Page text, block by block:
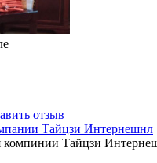
отзыв
Тайцзи Интернешнл
Тайцзи